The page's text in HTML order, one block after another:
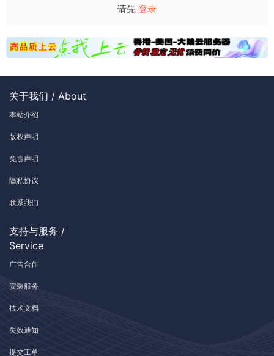
请先 登录
关于我们 / About
本站介绍
版权声明
免责声明
隐私协议
联系我们
支持与服务 /
Service
广告合作
安装服务
技术文档
失效通知
提交工单